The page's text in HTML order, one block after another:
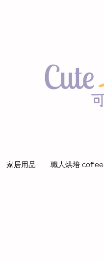
家居用品 職人烘培 coffee